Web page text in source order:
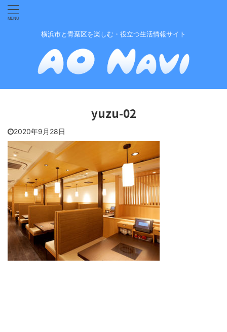
横浜市と青葉区を楽しむ・役立つ生活情報サイト
yuzu-02
2020年9月28日